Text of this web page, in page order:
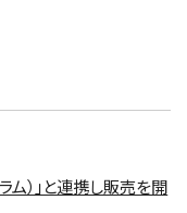
ム）」と連携し販売を開